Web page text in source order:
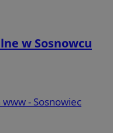
w Sosnowcu
- Sosnowiec
korzystanie z podstawowych
użytkownika i zarządzanie